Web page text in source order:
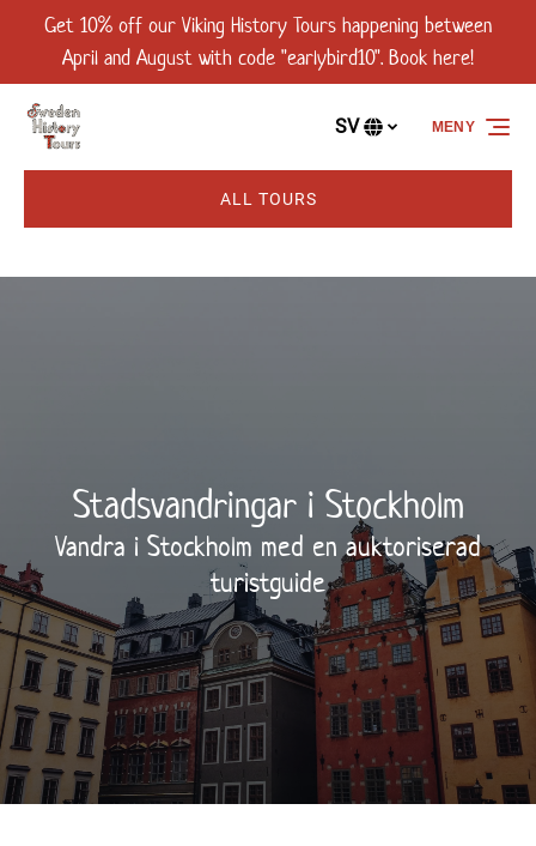
Hoppa över till primär navigering
Hoppa över till innehåll
Hoppa över till sidfot
Get 10% off our Viking History Tours happening between
April and August with code "earlybird10". Book here!
språk
SV
ALL TOURS
MENY
Stadsvandringar i Stockholm
Vandra i Stockholm med en auktoriserad
turistguide